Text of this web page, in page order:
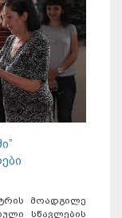
მოადგილე
სწავლების